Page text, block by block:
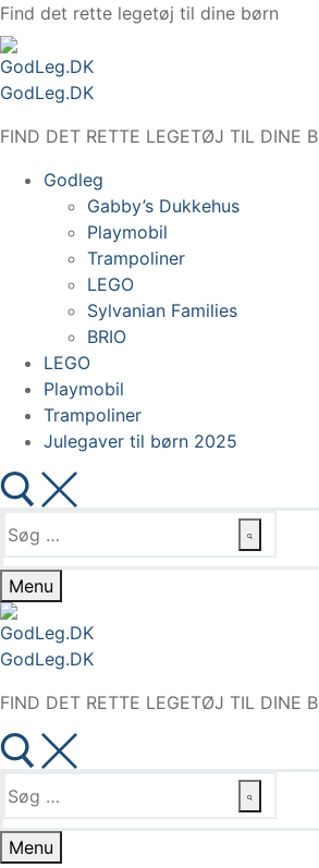
Spring
til
indhold
Find det rette legetøj til dine børn
GodLeg.DK
FIND DET RETTE LEGETØJ TIL DINE
Godleg
Gabby’s Dukkehus
Playmobil
Trampoliner
LEGO
Sylvanian Families
BRIO
LEGO
Playmobil
Trampoliner
Julegaver til børn 2025
Søg
efter:
Menu
GodLeg.DK
FIND DET RETTE LEGETØJ TIL DINE
Søg
efter:
Menu